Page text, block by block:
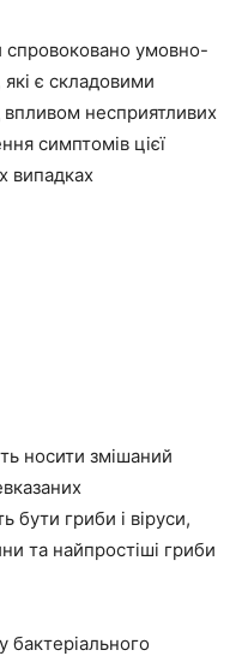
умовно-
є складовими
несприятливих
симптомів цієї
випадках
носити змішаний
бути гриби і віруси,
та найпростіші гриби
бактеріального